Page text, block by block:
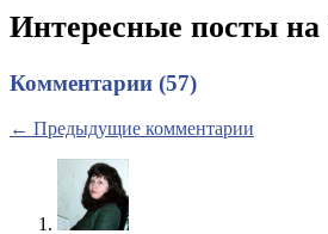
Интересные посты
Комментарии (57)
← Предыдущие комментарии